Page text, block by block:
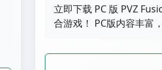
立即下载 PC 版 PVZ
合游戏！ PC版内容丰富